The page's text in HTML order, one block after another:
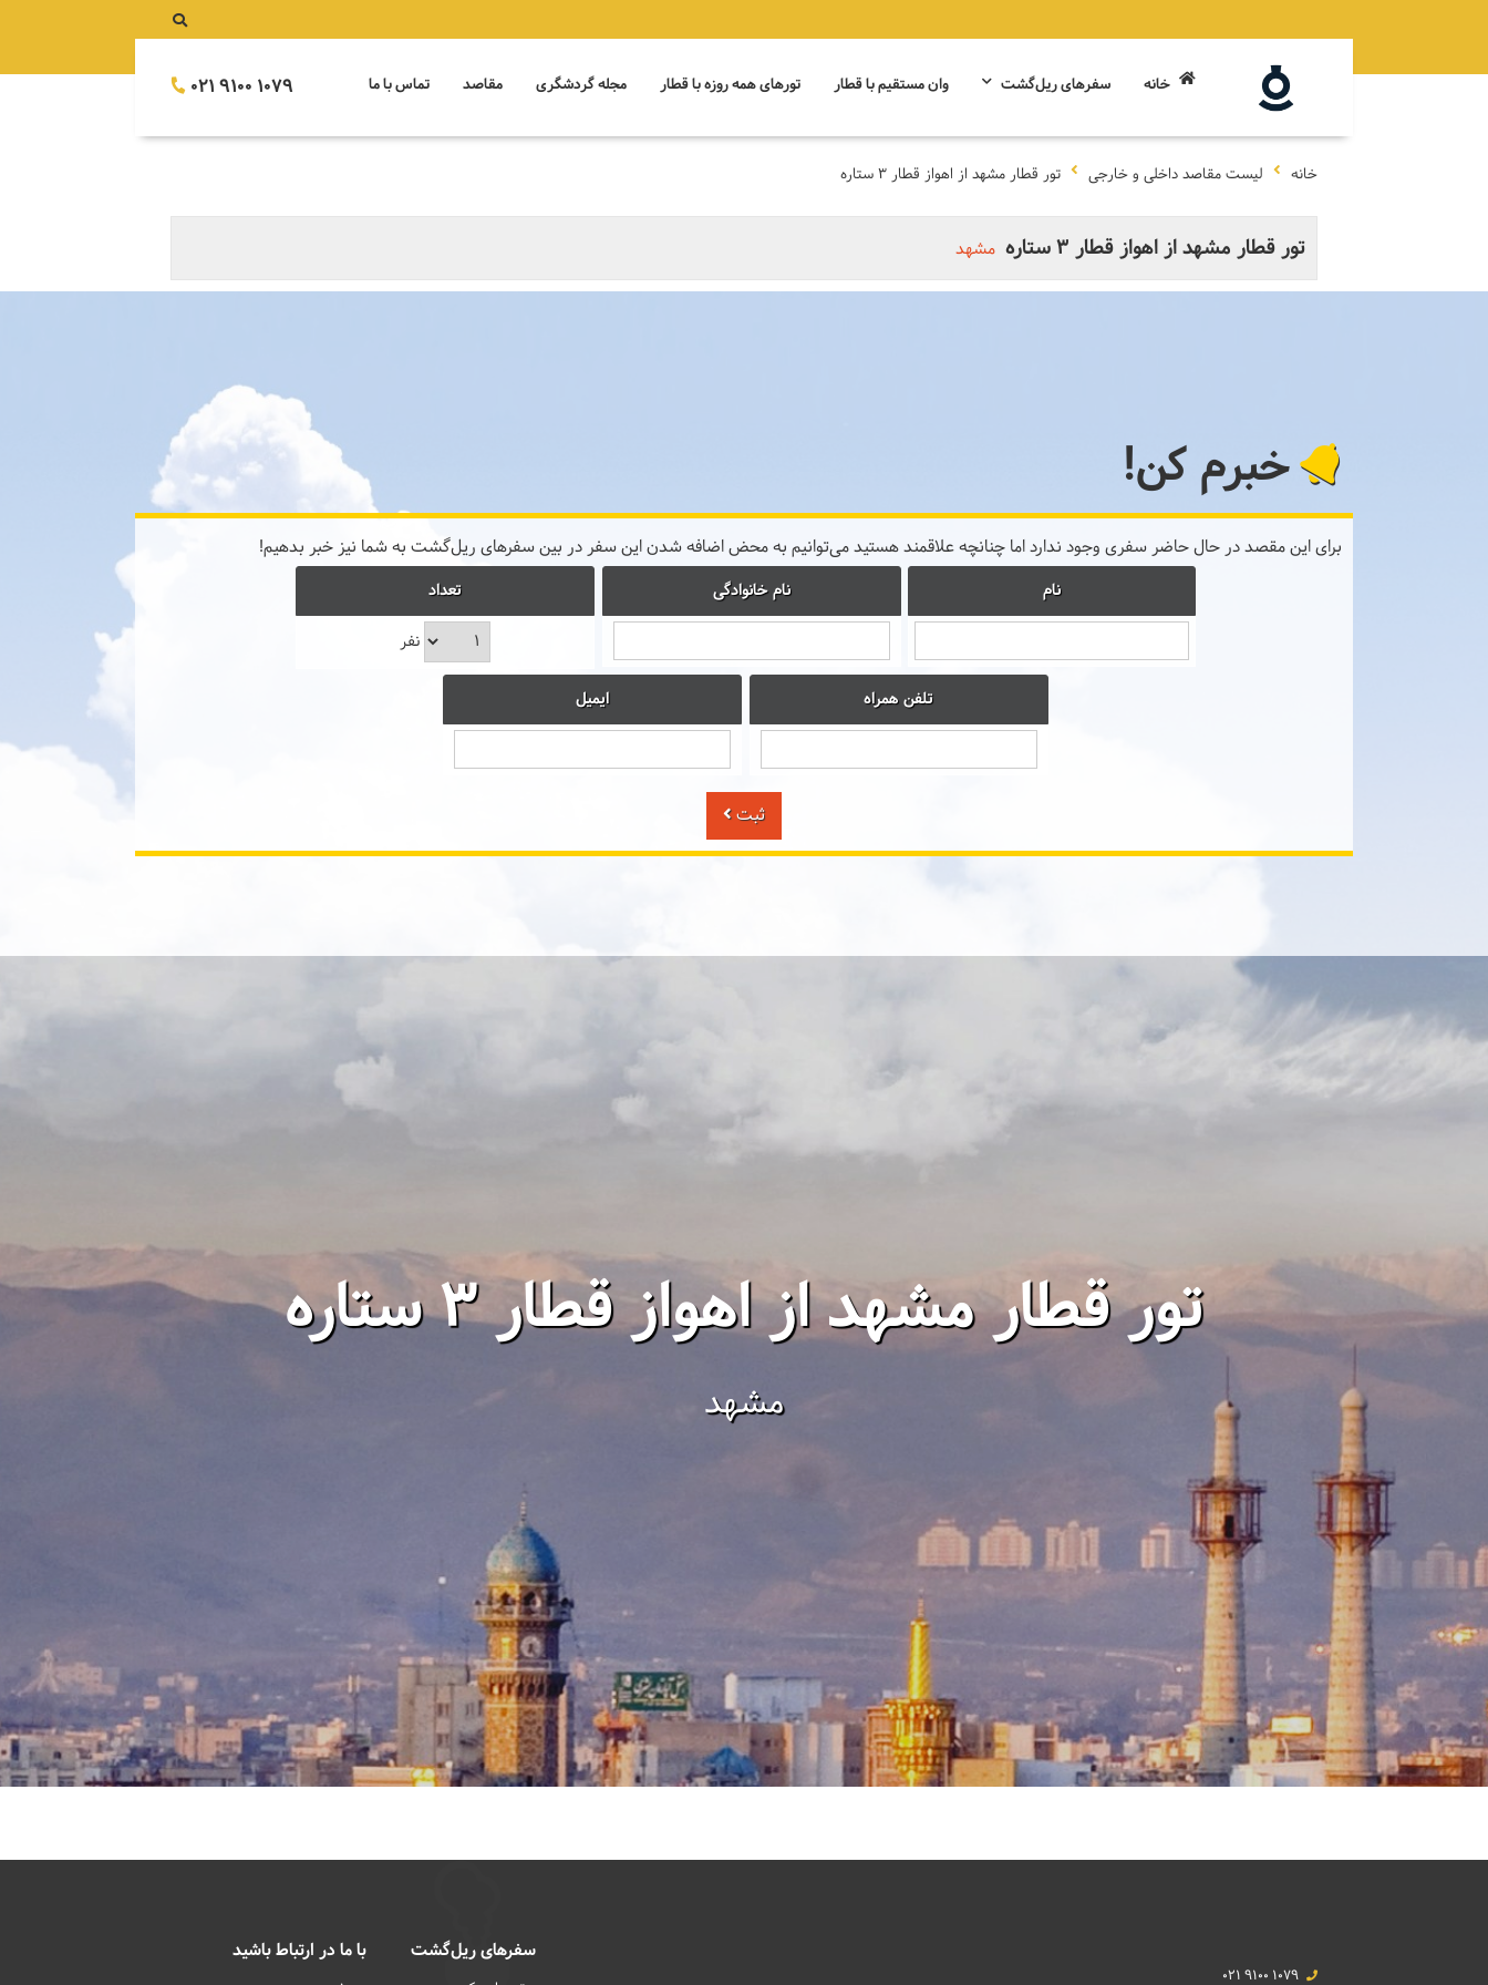
خانه سفرهای ریل‌گشت وان مستقیم با قطار تورهای همه روزه با قطار مجله گردشگری مقاصد تماس با ما 021 9100 1079
خانه لیست مقاصد داخلی و خارجی تور قطار مشهد از اهواز قطار 3 ستاره
تور قطار مشهد از اهواز قطار 3 ستاره مشهد
خبرم کن!
برای این مقصد در حال حاضر سفری وجود ندارد اما چنانچه علاقمند هستید می‌توانیم به محض اضافه شدن این سفر در بین سفرهای ریل‌گشت به شما نیز خبر بدهیم!
نام نام خانوادگی
تعداد
نفر
تلفن همراه ایمیل
ثبت
تور قطار مشهد از اهواز قطار 3 ستاره
مشهد
021 9100 1079
سفرهای ریل‌گشت با ما در ارتباط باشید